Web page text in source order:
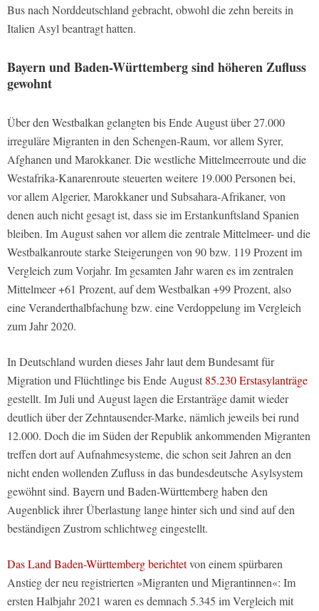
Bus nach Norddeutschland gebracht, obwohl die zehn bereits in
Italien Asyl beantragt hatten.
Bayern und Baden-Württemberg sind höheren Zufluss
gewohnt
Über den Westbalkan gelangten bis Ende August über 27.000
irreguläre Migranten in den Schengen-Raum, vor allem Syrer,
Afghanen und Marokkaner. Die westliche Mittelmeerroute und die
Westafrika-Kanarenroute steuerten weitere 19.000 Personen bei,
vor allem Algerier, Marokkaner und Subsahara-Afrikaner, von
denen auch nicht gesagt ist, dass sie im Erstankunftsland Spanien
bleiben. Im August sahen vor allem die zentrale Mittelmeer- und die
Westbalkanroute starke Steigerungen von 90 bzw. 119 Prozent im
Vergleich zum Vorjahr. Im gesamten Jahr waren es im zentralen
Mittelmeer +61 Prozent, auf dem Westbalkan +99 Prozent, also
eine Veranderthalbfachung bzw. eine Verdoppelung im Vergleich
zum Jahr 2020.
In Deutschland wurden dieses Jahr laut dem Bundesamt für
Migration und Flüchtlinge bis Ende August 85.230 Erstasylanträge
gestellt. Im Juli und August lagen die Erstanträge damit wieder
deutlich über der Zehntausender-Marke, nämlich jeweils bei rund
12.000. Doch die im Süden der Republik ankommenden Migranten
treffen dort auf Aufnahmesysteme, die schon seit Jahren an den
nicht enden wollenden Zufluss in das bundesdeutsche Asylsystem
gewöhnt sind. Bayern und Baden-Württemberg haben den
Augenblick ihrer Überlastung lange hinter sich und sind auf den
beständigen Zustrom schlichtweg eingestellt.
Das Land Baden-Württemberg berichtetvon einem spürbaren
Anstieg der neu registrierten »Migranten und Migrantinnen«: Im
ersten Halbjahr 2021 waren es demnach 5.345 im Vergleich mit